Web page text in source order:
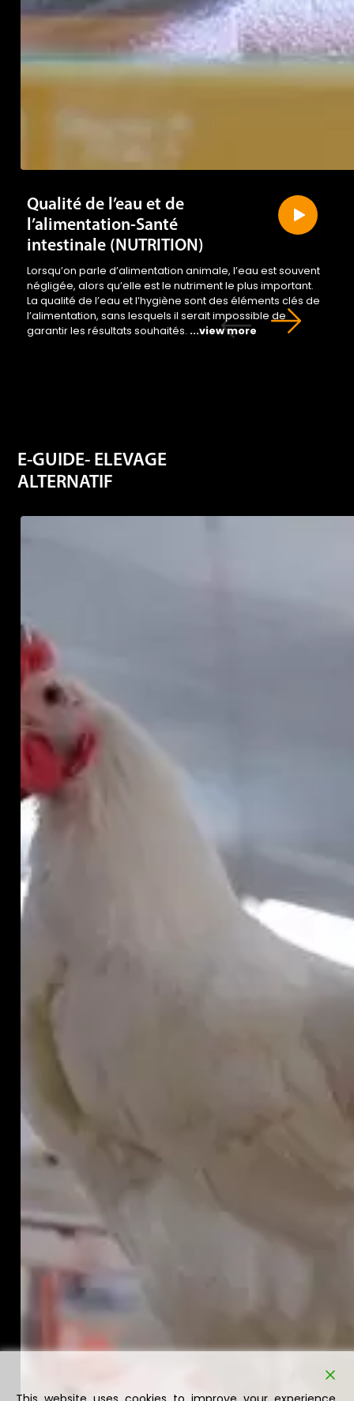
Qualité de l’eau et de
l’alimentation-Santé
intestinale (NUTRITION)
négligée, alors qu’elle est le nutriment le plus important.
La qualité de l’eau et l’hygiène sont des éléments clés de
l’alimentation, sans lesquels il serait impossible de
garantir les résultats souhaités....view more
E-GUIDE- ELEVAGE
ALTERNATIF
This website uses cookies to improve your experience.
We'll assume you're ok with this, but you can opt-out if